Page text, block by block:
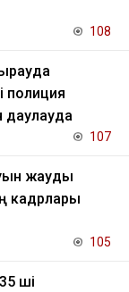
108
полиция
даулауда
107
жауды
кадрлары
105
ші